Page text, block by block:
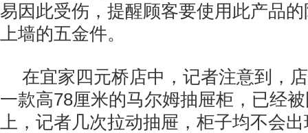
易因此受伤，提醒顾客要使用此产品
上墙的五金件。
在宜家四元桥店中，记者注意到，
一款高78厘米的马尔姆抽屉柜，已经
上，记者几次拉动抽屉，柜子均不会